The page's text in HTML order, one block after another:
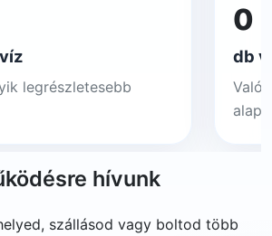
legrészletesebb
0
db
hívunk
szállásod vagy boltod több